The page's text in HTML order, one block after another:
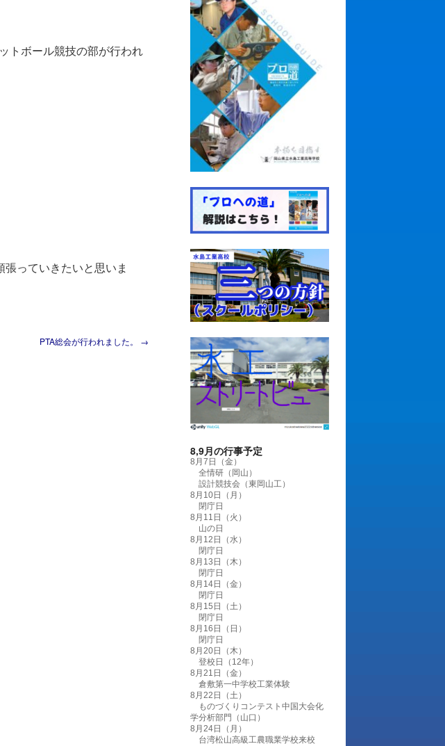
トボール競技の部が行われ
っていきたいと思いま
PTA総会が行われました。 →
8,9月の行事予定
8月7日（金）
全情研（岡山）
設計競技会（東岡山工）
8月10日（月）
閉庁日
8月11日（火）
山の日
8月12日（水）
閉庁日
8月13日（木）
閉庁日
8月14日（金）
閉庁日
8月15日（土）
閉庁日
8月16日（日）
閉庁日
8月20日（木）
登校日（12年）
8月21日（金）
倉敷第一中学校工業体験
8月22日（土）
ものづくりコンテスト中国大会化
学分析部門（山口）
8月24日（月）
台湾松山高級工農職業学校来校